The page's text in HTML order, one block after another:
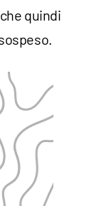
quindi